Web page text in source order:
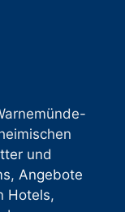
und
, Angebote
Hotels,